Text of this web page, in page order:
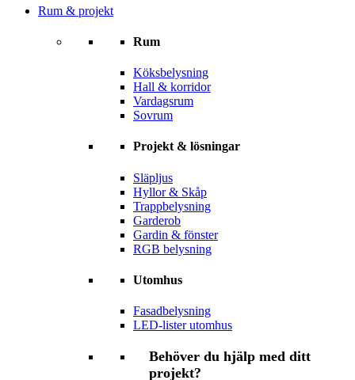
Rum & projekt
Rum
Köksbelysning
Hall & korridor
Vardagsrum
Sovrum
Projekt & lösningar
Släpljus
Hyllor & Skåp
Trappbelysning
Garderob
Gardin & fönster
RGB belysning
Utomhus
Fasadbelysning
LED-lister utomhus
Behöver du hjälp med ditt
projekt?